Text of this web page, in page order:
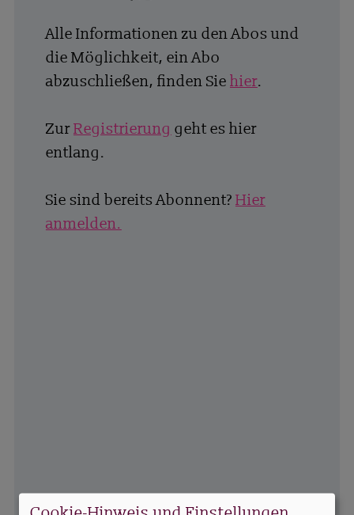
Alle Informationen zu den Abos und
die Möglichkeit, ein Abo
abzuschließen, finden Sie hier.
ZurRegistrierung geht es hier
entlang.
Sie sind bereits Abonnent? Hier
anmelden.